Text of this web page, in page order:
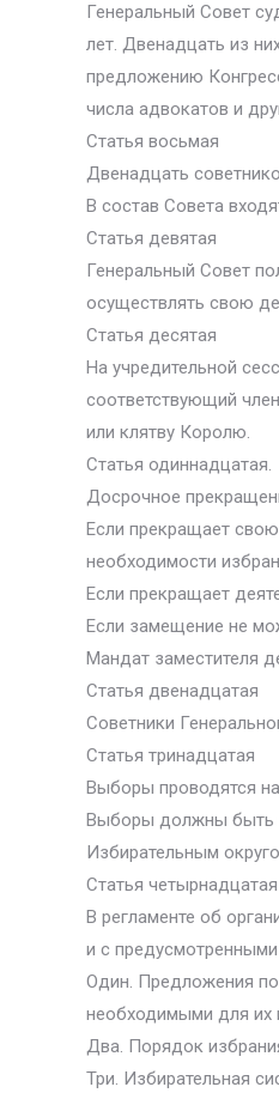
Генеральный Совет
лет. Двенадцать из
предложению
числа адвокатов и
Статья восьмая
Двенадцать
В состав Совета
Статья девятая
Генеральный Совет
осуществлять свою
Статья десятая
На учредительной
соответствующий
или клятву Королю.
Статья одиннадцатая.
Досрочное
Если прекращает
необходимости
Если прекращает
Если замещение не
Мандат заместителя
Статья двенадцатая
Советники
Статья тринадцатая
Выборы проводятся
Выборы должны быть
Избирательным
Статья четырнадцатая
В регламенте об
и с
Один. Предложения
необходимыми для их
Два. Порядок
Три. Избирательная